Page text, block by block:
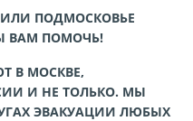
ПОДМОСКОВЬЕ
ВАМ ПОМОЧЬ!
В МОСКВЕ,
И НЕ ТОЛЬКО. МЫ
ЭВАКУАЦИИ ЛЮБЫХ